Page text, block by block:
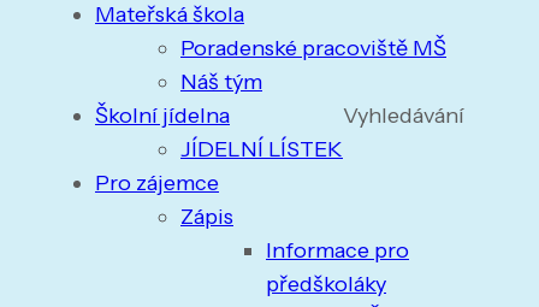
Mateřská škola
Poradenské pracoviště MŠ
Náš tým
Školní jídelna
JÍDELNÍ LÍSTEK
Pro zájemce
Zápis
Informace pro
předškoláky
Vyhledávání